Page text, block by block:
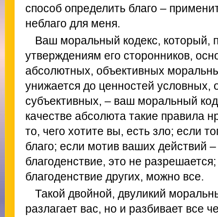
способ определить благо –
неблаго для меня.
Ваш моральный кодекс, который,
утверждениям его сторонников,
абсолютных, объективных
унижается до ценностей условных,
субъективных, – ваш моральный
качестве абсолюта такие правила
то, чего хотите вы, есть зло; если
благо; если мотив ваших действий
благоденствие, это не
благоденствие других, можно все.
Такой двойной, двуликий
разлагает вас, но и разбивает все